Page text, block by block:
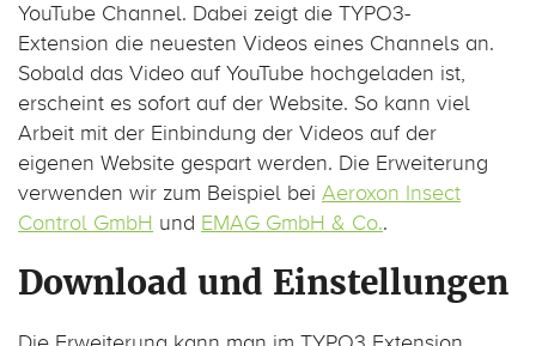
YouTube Channel. Dabei zeigt die TYPO3-
Extension die neuesten Videos eines Channels an.
Sobald das Video auf YouTube hochgeladen ist,
erscheint es sofort auf der Website. So kann viel
Arbeit mit der Einbindung der Videos auf der
eigenen Website gespart werden. Die Erweiterung
verwenden wir zum Beispiel bei Aeroxon Insect
Control GmbH und EMAG GmbH & Co..
Download und Einstellungen